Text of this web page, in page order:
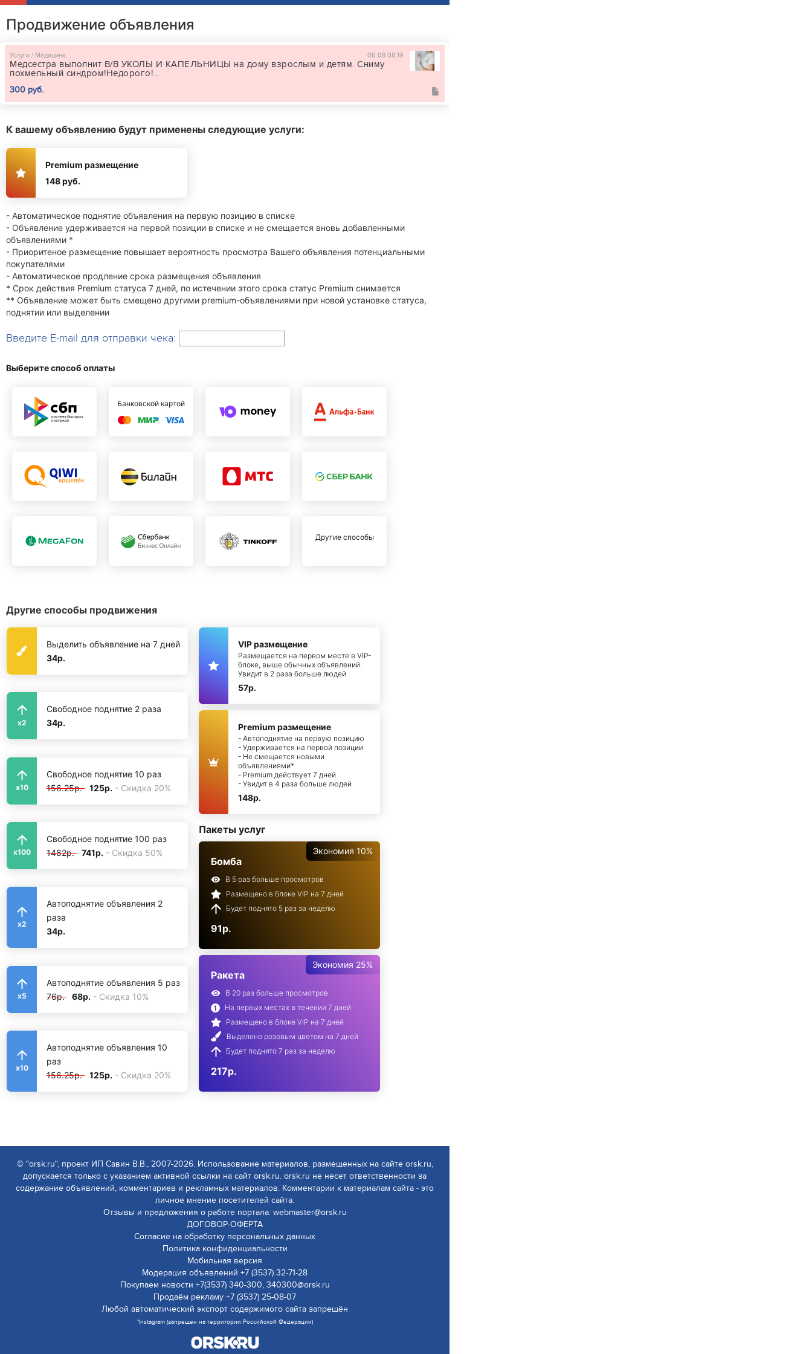
Продвижение объявления
06.08 08:19
Услуги / Медицина,
Медсестра выполнит В/В УКОЛЫ И КАПЕЛЬНИЦЫ на дому взрослым и детям. Сниму
похмельный синдром!Недорого!...
300 руб.
К вашему объявлению будут применены следующие услуги:
Premium размещение
148 руб.
- Автоматическое поднятие объявления на первую позицию в списке
- Объявление удерживается на первой позиции в списке и не смещается вновь добавленными
объявлениями *
- Приоритеное размещение повышает вероятность просмотра Вашего объявления потенциальными
покупателями
- Автоматическое продление срока размещения объявления
* Срок действия Premium статуса 7 дней, по истечении этого срока статус Premium снимается
** Объявление может быть смещено другими premium-объявлениями при новой установке статуса,
поднятии или выделении
Введите E-mail для отправки чека:
Выберите способ оплаты
Банковской картой
Другие способы
Другие способы продвижения
Выделить объявление на 7 дней
34р.
x2
Свободное поднятие 2 раза
34р.
x10
Свободное поднятие 10 раз
156.25р. 125р. - Скидка 20%
x100
Свободное поднятие 100 раз
1482р. 741р. - Скидка 50%
x2
Автоподнятие объявления 2
раза
34р.
x5
Автоподнятие объявления 5 раз
76р. 68р. - Скидка 10%
x10
Автоподнятие объявления 10
раз
156.25р. 125р. - Скидка 20%
VIP размещение
Размещается на первом месте в VIP-
блоке, выше обычных объявлений.
Увидит в 2 раза больше людей
57р.
Premium размещение
- Автоподнятие на первую позицию
- Удерживается на первой позиции
- Не смещается новыми
объявлениями*
- Premium действует 7 дней
- Увидит в 4 раза больше людей
148р.
Пакеты услуг
Экономия 10%
Бомба
В 5 раз больше просмотров
Размещено в блоке VIP на 7 дней
Будет поднято 5 раз за неделю
91р.
Экономия 25%
Ракета
В 20 раз больше просмотров
На первых местах в течении 7 дней
Размещено в блоке VIP на 7 дней
Выделено розовым цветом на 7 дней
Будет поднято 7 раз за неделю
217р.
© "orsk.ru", проект ИП Савин В.В., 2007-2026. Использование материалов, размещенных на сайте orsk.ru,
допускается только с указанием активной ссылки на сайт orsk.ru. orsk.ru не несет ответственности за
содержание объявлений, комментариев и рекламных материалов. Комментарии к материалам сайта - это
личное мнение посетителей сайта.
Отзывы и предложения о работе портала: webmaster@orsk.ru
ДОГОВОР-ОФЕРТА
Согласие на обработку персональных данных
Политика конфиденциальности
Мобильная версия
Модерация объявлений +7 (3537) 32-71-28
Покупаем новости +7(3537) 340-300, 340300@orsk.ru
Продаём рекламу +7 (3537) 25-08-07
Любой автоматический экспорт содержимого сайта запрещён
*Instagram (запрещен на территории Российской Федерации)